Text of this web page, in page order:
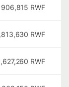
906,815 RWF
RWF
RWF